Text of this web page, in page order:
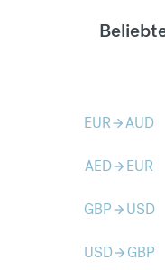
EURarrow_forwardAUD
AEDarrow_forward EUR
GBParrow_forward USD
USDarrow_forward GBP